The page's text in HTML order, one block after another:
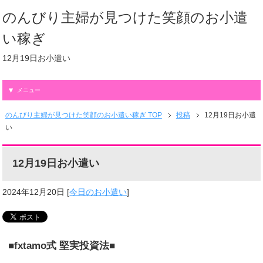
のんびり主婦が見つけた笑顔のお小遣
い稼ぎ
12月19日お小遣い
メニュー
のんびり主婦が見つけた笑顔のお小遣い稼ぎ TOP 投稿
12月19日お小遣
い
12月19日お小遣い
2024年12月20日 [今日のお小遣い]
■fxtamo式 堅実投資法■